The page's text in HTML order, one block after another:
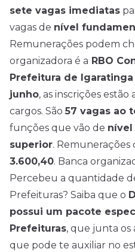
sete vagas imediatas
vagas de nível
Remunerações podem
organizadora é a RBO
Prefeitura de Igaratinga
junho, as inscrições
cargos. São 57 vagas ao
funções que vão de nível
superior. Remunerações
3.600,40. Banca
Percebeu a quantidade
Prefeituras? Saiba que o
possui um pacote
Prefeituras, que junta os
que pode te auxiliar no